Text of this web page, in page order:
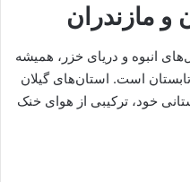
و مازندران
انبوه و دریای خزر، همیشه
است. استان‌های گیلان
خود، ترکیبی از هوای خنک